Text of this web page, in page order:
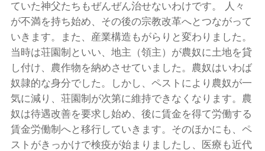
ていた神父たちもぜんぜん治せないわけです。 人々
が不満を持ち始め、その後の宗教改革へとつながって
いきます。また、産業構造もがらりと変わりました。
当時は荘園制といい、地主（領主）が農奴に土地を貸
し付け、農作物を納めさせていました。農奴はいわば
奴隷的な身分でした。しかし、ペストにより農奴が一
気に減り、荘園制が次第に維持できなくなります。農
奴は待遇改善を要求し始め、後に賃金を得て労働する
賃金労働制へと移行していきます。そのほかにも、ペ
ストがきっかけで検疫が始まりましたし、医療も近代